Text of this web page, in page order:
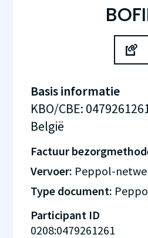
Basis informatie
KBO/CBE:
België
Factuur
Vervoer: Peppol-
Type document:
Participant ID
0208:0479261261